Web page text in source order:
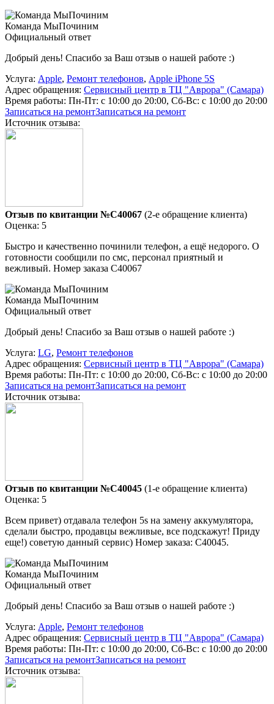
Команда МыПочиним
Официальный ответ
Добрый день! Спасибо за Ваш отзыв о нашей работе :)
Услуга: Apple, Ремонт телефонов, Apple iPhone 5S
Адрес обращения: Сервисный центр в ТЦ "Аврора" (Самара)
Время работы: Пн-Пт: с 10:00 до 20:00, Сб-Вс: с 10:00 до 20:00
Записаться на ремонтЗаписаться на ремонт
Источник отзыва:
Отзыв по квитанции №C40067 (2-е обращение клиента)
Оценка: 5
Быстро и качественно починили телефон, а ещё недорого. О
готовности сообщили по смс, персонал приятный и
вежливый. Номер заказа С40067
Команда МыПочиним
Официальный ответ
Добрый день! Спасибо за Ваш отзыв о нашей работе :)
Услуга: LG, Ремонт телефонов
Адрес обращения: Сервисный центр в ТЦ "Аврора" (Самара)
Время работы: Пн-Пт: с 10:00 до 20:00, Сб-Вс: с 10:00 до 20:00
Записаться на ремонтЗаписаться на ремонт
Источник отзыва:
Отзыв по квитанции №C40045 (1-е обращение клиента)
Оценка: 5
Всем привет) отдавала телефон 5s на замену аккумулятора,
сделали быстро, продавцы вежливые, все подскажут! Приду
еще!) советую данный сервис) Номер заказа: C40045.
Команда МыПочиним
Официальный ответ
Добрый день! Спасибо за Ваш отзыв о нашей работе :)
Услуга: Apple, Ремонт телефонов
Адрес обращения: Сервисный центр в ТЦ "Аврора" (Самара)
Время работы: Пн-Пт: с 10:00 до 20:00, Сб-Вс: с 10:00 до 20:00
Записаться на ремонтЗаписаться на ремонт
Источник отзыва: